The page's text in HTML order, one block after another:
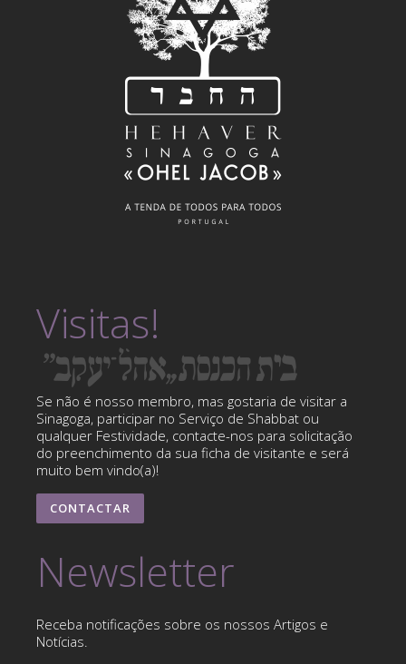
Visitas!
Se não é nosso membro, mas gostaria de visitar a
Sinagoga, participar no Serviço de Shabbat ou
qualquer Festividade, contacte-nos para solicitação
do preenchimento da sua ficha de visitante e será
muito bem vindo(a)!
CONTACTAR
Newsletter
Receba notificações sobre os nossos Artigos e
Notícias.